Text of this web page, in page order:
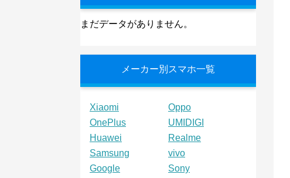
まだデータがありません。
メーカー別スマホ一覧
Xiaomi
Oppo
OnePlus
UMIDIGI
Huawei
Realme
Samsung
vivo
Google
Sony